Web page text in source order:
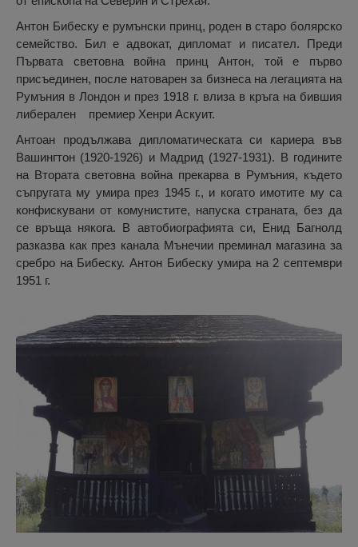
Антон Бибеску е румънски принц, роден в старо болярско
семейство. Бил е адвокат, дипломат и писател. Преди
Първата световна война принц Антон, той е първо
присъединен, после натоварен за бизнеса на легацията на
Румъния в Лондон и през 1918 г. влиза в кръга на бившия
либерален премиер Хенри Аскуит.
Антоан продължава дипломатическата си кариера във
Вашингтон (1920-1926) и Мадрид (1927-1931). В годините
на Втората световна война прекарва в Румъния, където
съпругата му умира през 1945 г., и когато имотите му са
конфискувани от комунистите, напуска страната, без да
се връща някога. В автобиографията си, Енид Багнолд
разказва как през канала Мънечии преминал магазина за
сребро на Бибеску. Антон Бибеску умира на 2 септември
1951 г.